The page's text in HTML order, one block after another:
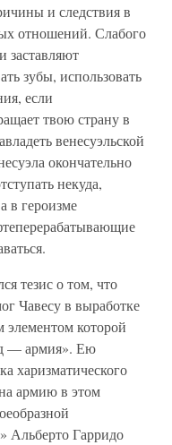
и следствия в
отношений. Слабого
зубы, использовать
если
твою страну в
венесуэльской
окончательно
некуда,
в героизме
тезис о том, что
Чавесу в выработке
элементом которой
— армия». Ею
харизматического
армию в этом
Альберто Гарридо